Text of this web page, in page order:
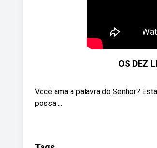
OS DEZ
Você ama a palavra do Senhor?
possa ...